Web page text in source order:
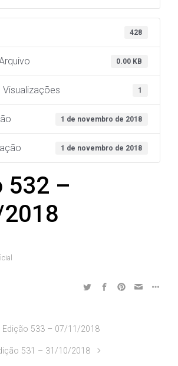
428
0.00 KB
1
1 de novembro de 2018
1 de novembro de 2018
532 –
Edição 533 – 07/11/2018
531 – 31/10/2018